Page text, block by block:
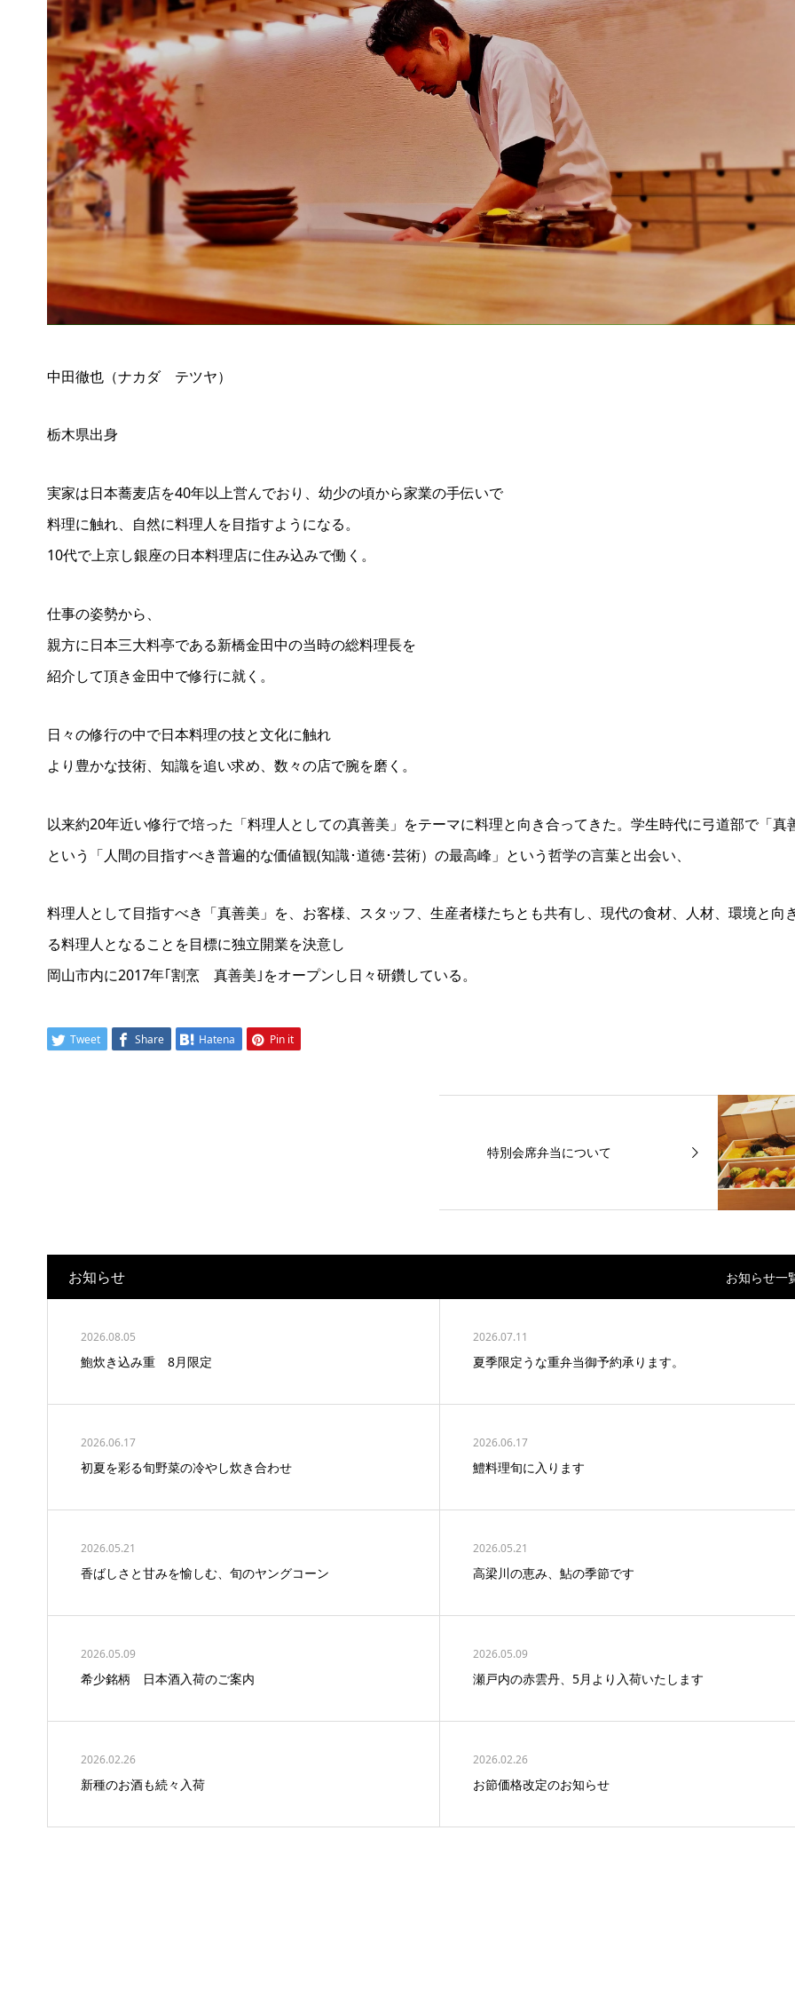
中田徹也（ナカダ テツヤ）
栃木県出身
実家は日本蕎麦店を40年以上営んでおり、幼少の頃から家業の手伝いで
料理に触れ、自然に料理人を目指すようになる。
10代で上京し銀座の日本料理店に住み込みで働く。
仕事の姿勢から、
親方に日本三大料亭である新橋金田中の当時の総料理長を
紹介して頂き金田中で修行に就く。
日々の修行の中で日本料理の技と文化に触れ
より豊かな技術、知識を追い求め、数々の店で腕を磨く。
以来約20年近い修行で培った「料理人としての真善美」をテーマに料理と向き合ってきた。学生時代に弓道部で「真
という「人間の目指すべき普遍的な価値観(知識･道徳･芸術）の最高峰」という哲学の言葉と出会い、
料理人として目指すべき「真善美」を、お客様、スタッフ、生産者様たちとも共有し、現代の食材、人材、環境と向
る料理人となることを目標に独立開業を決意し
岡山市内に2017年｢割烹 真善美｣をオープンし日々研鑽している。
Tweet Share Hatena Pin it
特別会席弁当について
お知らせ お知らせ一
2026.08.05
鮑炊き込み重 8月限定
2026.07.11
夏季限定うな重弁当御予約承ります。
2026.06.17
初夏を彩る旬野菜の冷やし炊き合わせ
2026.06.17
鱧料理旬に入ります
2026.05.21
香ばしさと甘みを愉しむ、旬のヤングコーン
2026.05.21
高梁川の恵み、鮎の季節です
2026.05.09
希少銘柄 日本酒入荷のご案内
2026.05.09
瀬戸内の赤雲丹、5月より入荷いたします
2026.02.26
新種のお酒も続々入荷
2026.02.26
お節価格改定のお知らせ